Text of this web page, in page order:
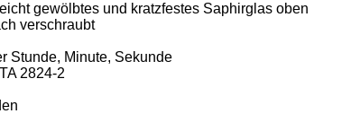
gewölbtes und kratzfestes Saphirglas oben
verschraubt
Stunde, Minute, Sekunde
2824-2